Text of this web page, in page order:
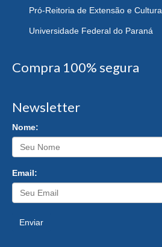
Pró-Reitoria de Extensão e Cultura
Universidade Federal do Paraná
Compra 100% segura
Newsletter
Nome:
Email:
Enviar